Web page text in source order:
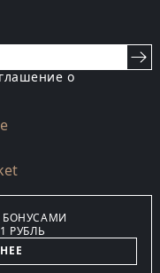
о
РУБЛЬ